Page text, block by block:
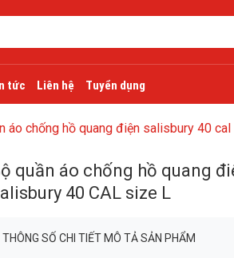
tức Liên hệ Tuyển dụng
áo chống hồ quang điện salisbury 40
quần áo chống hồ quang
40 CAL size L
THÔNG SỐ CHI TIẾT MÔ TẢ SẢN PHẨM